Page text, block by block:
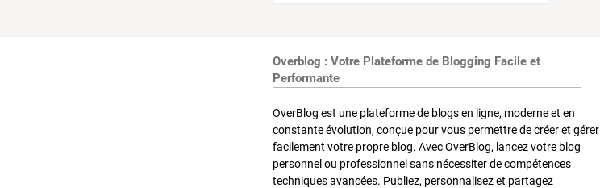
Overblog : Votre Plateforme de Blogging Facile et
Performante
OverBlog est une plateforme de blogs en ligne, moderne et en
constante évolution, conçue pour vous permettre de créer et gérer
facilement votre propre blog. Avec OverBlog, lancez votre blog
personnel ou professionnel sans nécessiter de compétences
techniques avancées. Publiez, personnalisez et partagez